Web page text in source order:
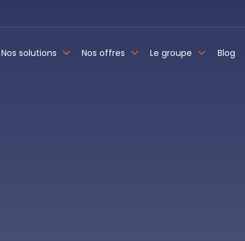
Nos solutions Nos offres Le groupe Blog